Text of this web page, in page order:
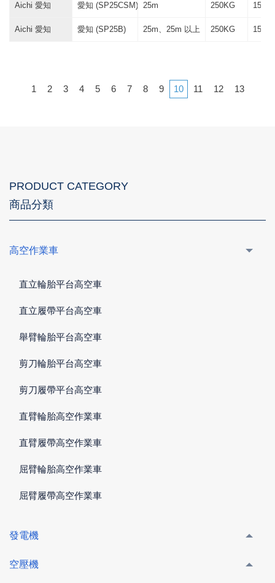
Aichi 愛知 愛知 (SP25CSM)
Aichi 愛知 愛知 (SP25B)
25m 250KG 150 *
25m、25m 以上 250KG 150 *
1 2 3 4 5 6 7 8 9 10 11 12 13
PRODUCT CATEGORY
商品分類
高空作業車
直立輪胎平台高空車
直立履帶平台高空車
舉臂輪胎平台高空車
剪刀輪胎平台高空車
剪刀履帶平台高空車
直臂輪胎高空作業車
直臂履帶高空作業車
屈臂輪胎高空作業車
屈臂履帶高空作業車
發電機
空壓機